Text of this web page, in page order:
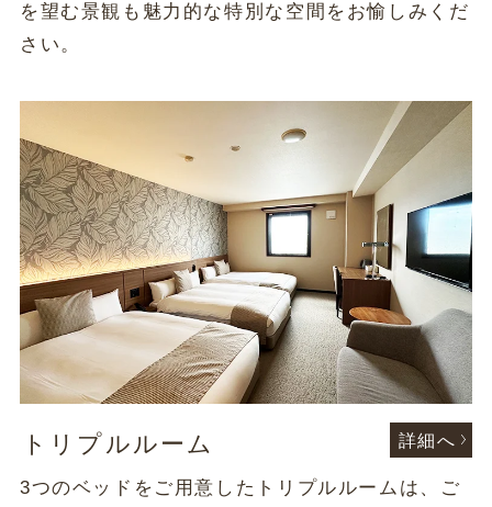
を望む景観も魅力的な特別な空間をお愉しみくだ
さい。
トリプルルーム 詳細へ
3つのベッドをご用意したトリプルルームは、ご